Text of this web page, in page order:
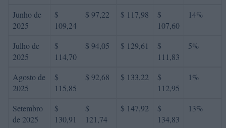
Junho de
2025
$
109,24
$ 97,22 $ 117,98
$
107,60
14%
Julho de
2025
$
114,70
$ 94,05 $ 129,61
$
111,83
5%
Agosto de
2025
$
115,85
$ 92,68 $ 133,22
$
112,95
1%
Setembro
de 2025
$
130,91
$
121,74
$ 147,92
$
134,83
13%